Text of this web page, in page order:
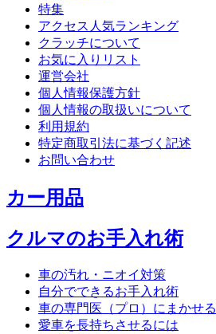
特集
アクセス人気ランキング
クラッチについて
お気に入りリスト
運営会社
個人情報保護方針
個人情報の取扱いについて
利用規約
特定商取引法に基づく記述
お問い合わせ
カー用品
クルマのお手入れ術
車の汚れ・ニオイ対策
自分でできるお手入れ術
車の専門医（プロ）にまかせる
愛車を長持ちさせるには